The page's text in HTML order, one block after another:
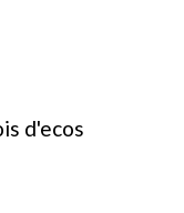
d'ecos